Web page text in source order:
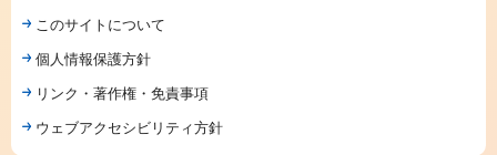
このサイトについて
個人情報保護方針
リンク・著作権・免責事項
ウェブアクセシビリティ方針